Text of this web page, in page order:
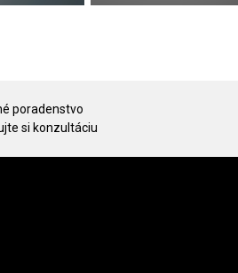
poradenstvo
si konzultáciu